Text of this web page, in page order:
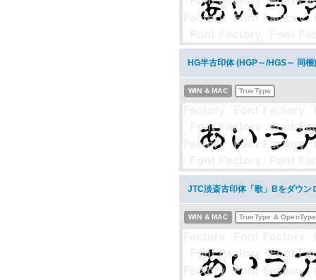
HG半古印体 (HGP～/HGS～ 同
WIN & MAC TrueType
JTC淡斎古印体「歌」Bをダウン
WIN & MAC TrueType & OpenType